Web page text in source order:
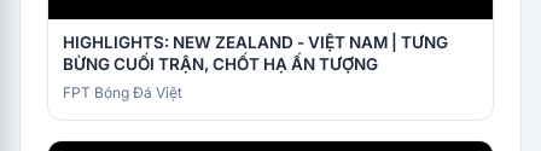
HIGHLIGHTS: NEW ZEALAND - VIỆT NAM | TƯNG
BỪNG CUỐI TRẬN, CHỐT HẠ ẤN TƯỢNG
FPT Bóng Đá Việt